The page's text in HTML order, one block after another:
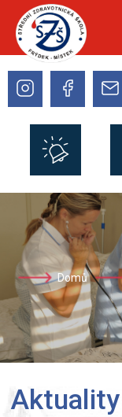
Domů
Aktuality